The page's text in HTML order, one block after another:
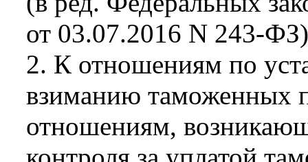
от 03.07.2016 N 243-ФЗ)
2. К отношениям по
взиманию таможенных
отношениям,